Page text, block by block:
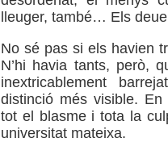
lleuger, també… Els
No sé pas si els havien
N’hi havia tants, però,
inextricablement
distinció més visible. En
tot el blasme i tota la
universitat mateixa.